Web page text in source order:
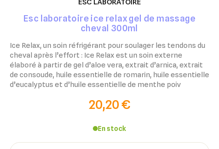
ESC LABORATOIRE
Esc laboratoire ice relax gel de massage
cheval 300ml
Ice Relax, un soin réfrigérant pour soulager les tendons du
cheval après l’effort : Ice Relax est un soin externe
élaboré à partir de gel d’aloe vera, extrait d’arnica, extrait
de consoude, huile essentielle de romarin, huile essentielle
d’eucalyptus et d’huile essentielle de menthe poiv
20,20 €
En stock